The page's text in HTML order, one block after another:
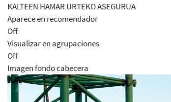
KALTEEN HAMAR URTEKO ASEGURUA
Aparece en recomendador
Off
Visualizar en agrupaciones
Off
Imagen fondo cabecera